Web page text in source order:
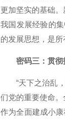
更加坚实的基础
我国发展经验的
的发展思想，是所
密码三：贯
“天下之治乱，
们党的重要使命。
作为全面建成小